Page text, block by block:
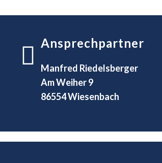
Ansprechpartner
Manfred Riedelsberger
Am Weiher 9
86554 Wiesenbach